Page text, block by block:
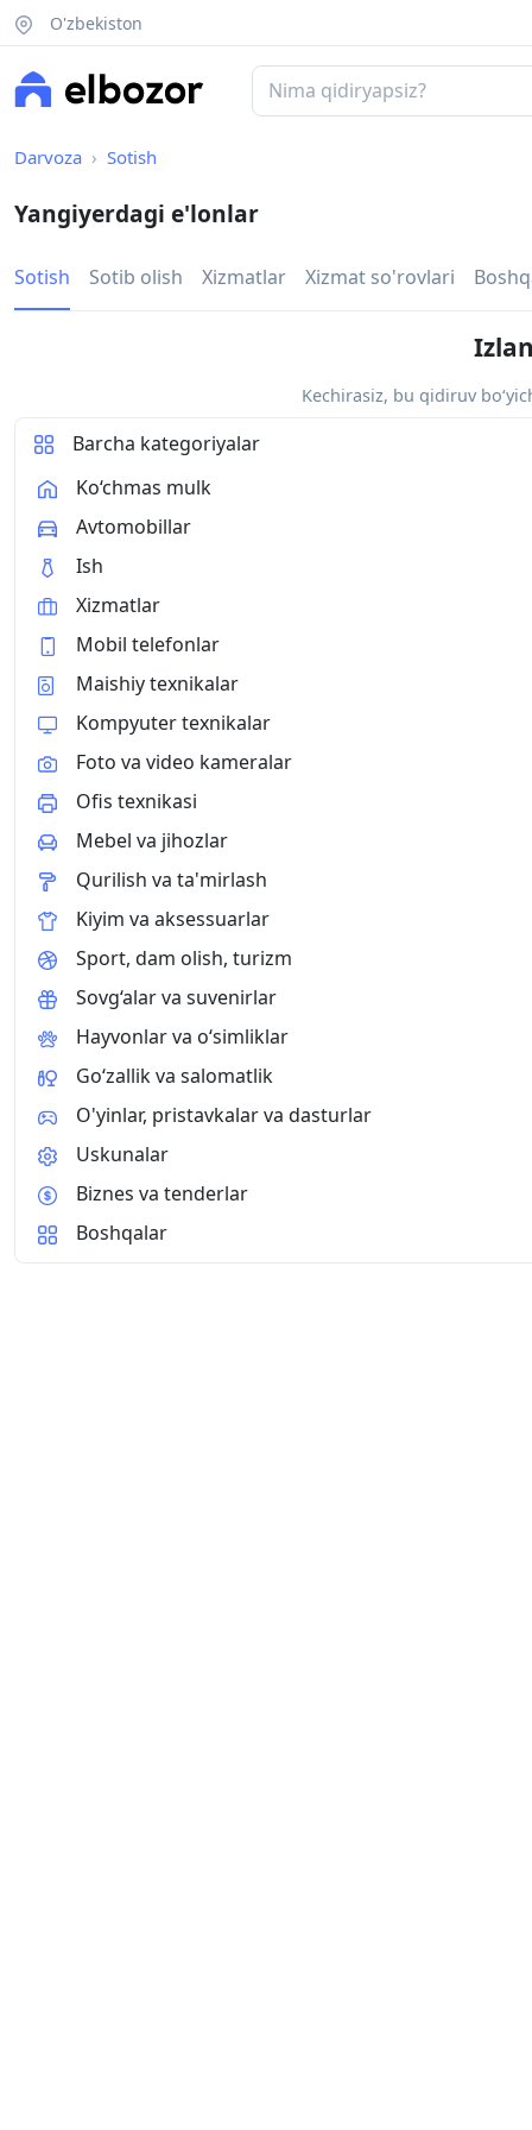
O'zbekiston
Darvoza Sotish
Yangiyerdagi e'lonlar
Sotish Sotib olish Xizmatlar Xizmat so'rovlari
Kechirasiz, bu qidiruv
Barcha kategoriyalar
Ko‘chmas mulk
Avtomobillar
Ish
Xizmatlar
Mobil telefonlar
Maishiy texnikalar
Kompyuter texnikalar
Foto va video kameralar
Ofis texnikasi
Mebel va jihozlar
Qurilish va ta'mirlash
Kiyim va aksessuarlar
Sport, dam olish, turizm
Sovg‘alar va suvenirlar
Hayvonlar va o‘simliklar
Go‘zallik va salomatlik
O'yinlar, pristavkalar va dasturlar
Uskunalar
Biznes va tenderlar
Boshqalar